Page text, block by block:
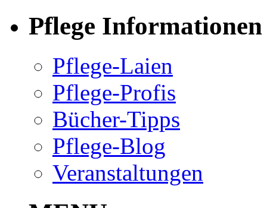
Pflege Informationen
Pflege-Laien
Pflege-Profis
Bücher-Tipps
Pflege-Blog
Veranstaltungen